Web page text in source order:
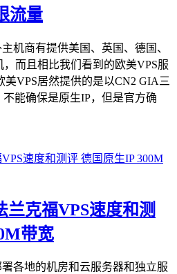
流量
机商有提供美国、英国、德国、
而且相比我们看到的欧美VPS服
VPS居然提供的是以CN2 GIA三
能确保是原生IP，但是官方确
克福VPS速度和测
带宽
各地的机房和云服务器和独立服